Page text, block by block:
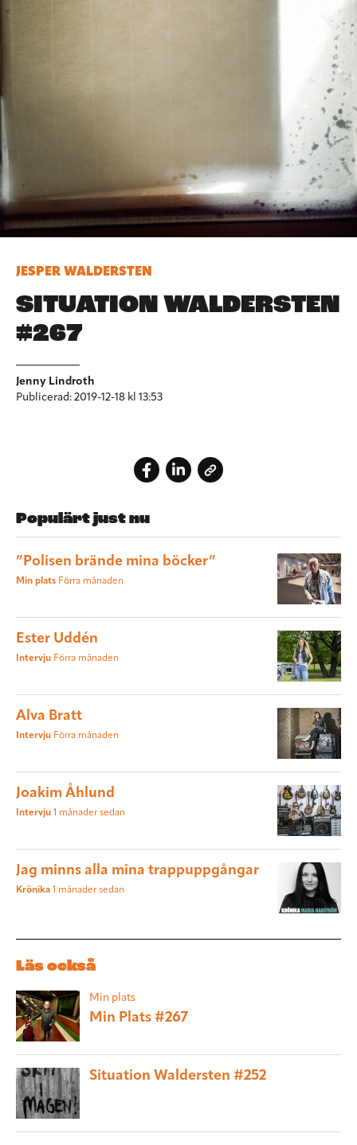
JESPER WALDERSTEN
SITUATION WALDERSTEN
#267
Jenny Lindroth
Publicerad: 2019-12-18 kl 13:53
Populärt just nu
”Polisen brände mina böcker”
Min plats Förra månaden
Ester Uddén
Intervju Förra månaden
Alva Bratt
Intervju Förra månaden
Joakim Åhlund
Intervju 1 månader sedan
Jag minns alla mina trappuppgångar
Krönika 1 månader sedan
Läs också
Min plats
Min Plats #267
Situation Waldersten #252